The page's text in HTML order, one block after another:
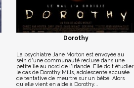
Dorothy
La psychiatre Jane Morton est envoyée au
sein d'une communauté recluse dans une
petite île au nord de l'Irlande. Elle doit étudier
le cas de Dorothy Mills, adolescente accusée
de tentative de meurtre sur un bébé. Alors
qu'elle vient en aide à Dorothy...